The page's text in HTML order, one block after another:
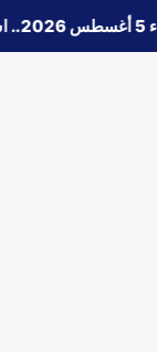
واضطراب الملاحة